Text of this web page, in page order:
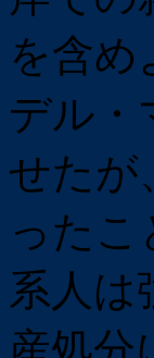
を含め
デル・
せたが
った
系人は
産処分